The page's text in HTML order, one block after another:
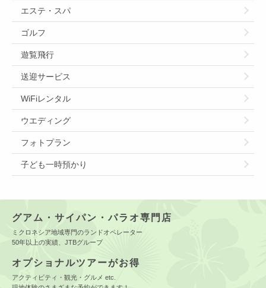
エステ・スパ
ゴルフ
遊覧飛行
送迎サービス
WiFiレンタル
ウエディング
フォトプラン
子ども一時預かり
グアム・サイパン・パラオ専門店
ミクロネシア地域専門のランドオペレーター
50年以上の実績、JTBグループ
オプショナルツアーがお得
アクティビティ・観光・グルメ etc.